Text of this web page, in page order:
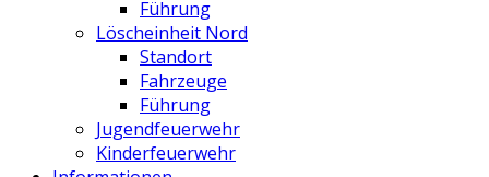
Führung
Löscheinheit Nord
Standort
Fahrzeuge
Führung
Jugendfeuerwehr
Kinderfeuerwehr